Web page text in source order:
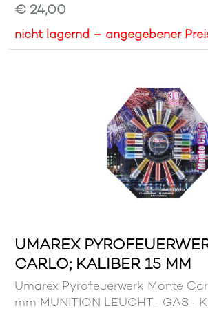
€ 24,00
nicht lagernd – angegebener
UMAREX
CARLO; KALIBER 15 MM
Umarex Pyrofeuerwerk Monte
mm MUNITION LEUCHT- GAS-